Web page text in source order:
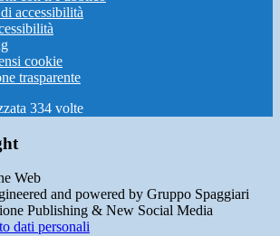
accessibilità
cookie
trasparente
334 volte
and powered by Gruppo Spaggiari
Publishing & New Social Media
dati personali